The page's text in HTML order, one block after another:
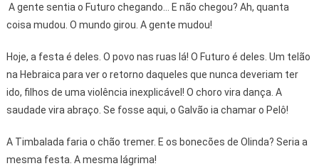
A gente sentia o Futuro chegando... E não chegou? Ah, quanta
coisa mudou. O mundo girou. A gente mudou!
Hoje, a festa é deles. O povo nas ruas lá! O Futuro é deles. Um telão
na Hebraica para ver o retorno daqueles que nunca deveriam ter
ido, filhos de uma violência inexplicável! O choro vira dança. A
saudade vira abraço. Se fosse aqui, o Galvão ia chamar o Pelô!
A Timbalada faria o chão tremer. E os bonecões de Olinda? Seria a
mesma festa. A mesma lágrima!